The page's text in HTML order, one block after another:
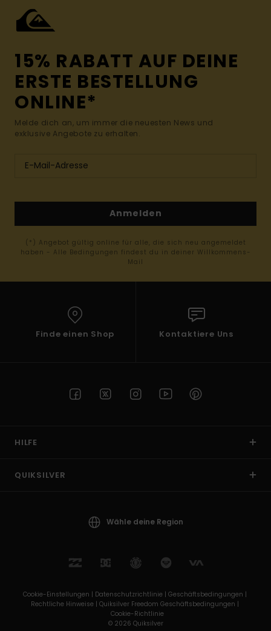
15% RABATT AUF DEINE
ERSTE BESTELLUNG
ONLINE*
Melde dich an, um immer die neuesten News und
exklusive Angebote zu erhalten.
Anmelden
(*) Angebot gültig online für alle, die sich neu angemeldet
haben - Alle Bedingungen findest du in deiner Willkommens-
Mail
Finde einen Shop Kontaktiere Uns
HILFE
QUIKSILVER
Wähle deine Region
Cookie-Einstellungen | Datenschutzrichtlinie | Geschäftsbedingungen |
Rechtliche Hinweise | Quiksilver Freedom Geschäftsbedingungen |
Cookie-Richtlinie
© 2026 Quiksilver